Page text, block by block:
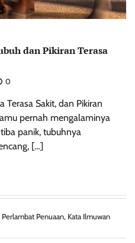
dan Pikiran Terasa
0
Terasa Sakit, dan Pikiran
pernah mengalaminya
panik, tubuhnya
[…]
Penuaan, Kata Ilmuwan